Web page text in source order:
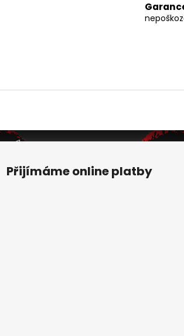
Přijímáme online platby